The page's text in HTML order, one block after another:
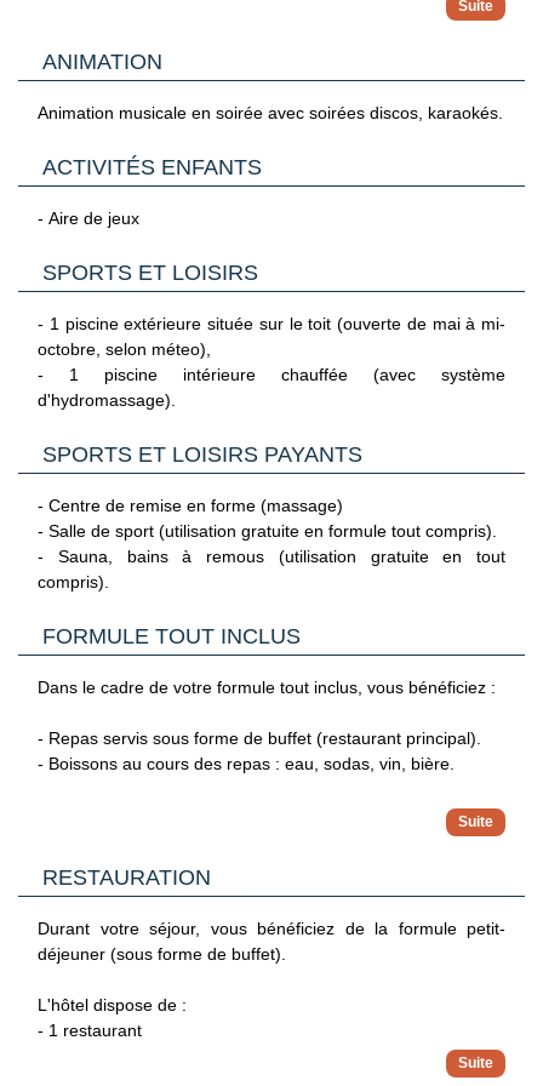
Soreda bénéficie d'une excellente localisation, à 10 minutes
restaurants. Il se situe également à 14 km du terminal de
Arrêt de bus à 300 m de l'hôtel. Bâtiment à 5 étages avec
quartier résidentiel à 10 minutes à pied du centre ville.
Capacité maximum : 4 adultes ou 2 adultes + 2 enfants (1 lit
- Chambre familiale avec 1 chambre (23 m²). Capacité
maximum : 4 adultes ou 2 adultes + 2 enfants.
- Chambre familiale 2 chambres (40 m²). Capacité maximum
- Nettoyage à sec.
ANIMATION
Animation musicale en soirée avec soirées discos, karaokés.
ACTIVITÉS ENFANTS
- Aire de jeux
SPORTS ET LOISIRS
- 1 piscine extérieure située sur le toit (ouverte de mai à mi-
octobre, selon méteo),
- 1 piscine intérieure chauffée (avec système
d'hydromassage).
SPORTS ET LOISIRS PAYANTS
- Centre de remise en forme (massage)
- Salle de sport (utilisation gratuite en formule tout compris).
- Sauna, bains à remous (utilisation gratuite en tout
compris).
FORMULE TOUT INCLUS
Dans le cadre de votre formule tout inclus, vous bénéficiez :
- Repas servis sous forme de buffet (restaurant principal).
- Boissons au cours des repas : eau, sodas, vin, bière.
- Sélection de boissons à volonté : bière, whisky, vodka, gin,
RESTAURATION
Durant votre séjour, vous bénéficiez de la formule petit-
déjeuner (sous forme de buffet).
L'hôtel dispose de :
- 1 restaurant
- 2 bars, dont 1 bar piscine sur le toit (ouvert en été, selon